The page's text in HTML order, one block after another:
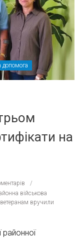
на
військова
вручили
районної